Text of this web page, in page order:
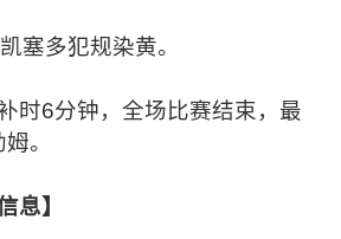
多犯规染黄。
6分钟，全场比赛结束，最
。
息】